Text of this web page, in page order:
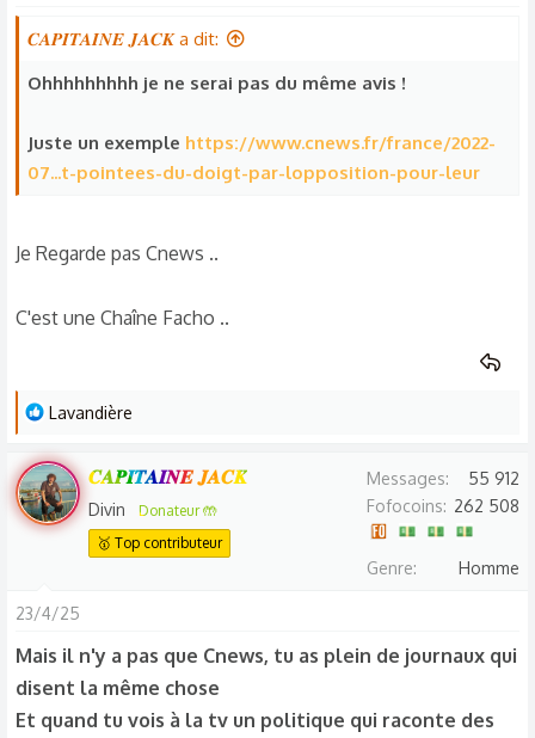
𝑪𝑨𝑷𝑰𝑻𝑨𝑰𝑵𝑬 𝑱𝑨𝑪𝑲 a dit:
Ohhhhhhhhh je ne serai pas du même avis !
Juste un exemple https://www.cnews.fr/france/2022-
07...t-pointees-du-doigt-par-lopposition-pour-leur
Je Regarde pas Cnews ..
C'est une Chaîne Facho ..
L
s
r
é
t
o
n
s
Lavandière
𝑪𝑨𝑷𝑰𝑻𝑨𝑰𝑵𝑬 𝑱𝑨𝑪𝑲
Divin
Donateur 🤲
🥇 Top contributeur
Messages
55 912
Fofocoins
262 508
Genre Homme
23/4/25
Mais il n'y a pas que Cnews, tu as plein de journaux qui
disent la même chose
Et quand tu vois à la tv un politique qui raconte des